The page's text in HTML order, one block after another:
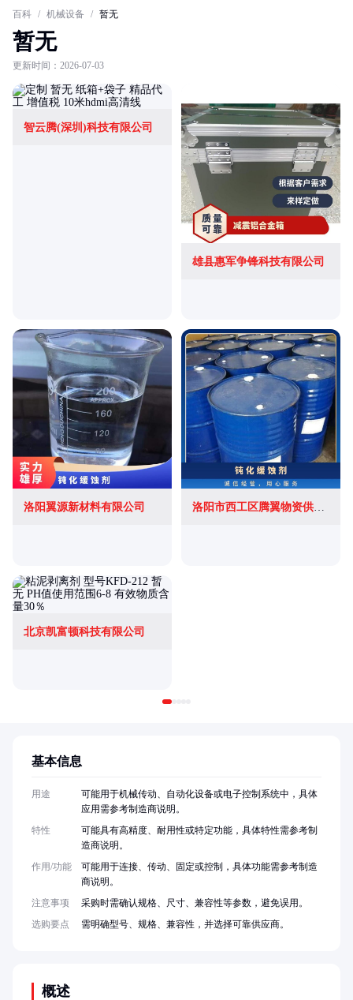
百科 / 机械设备 / 暂无
暂无
更新时间：2026-07-03
智云腾(深圳)科技有限公司
雄县惠军争锋科技有限公司
洛阳翼源新材料有限公司 洛阳市西工区腾翼物资供应站
北京凯富顿科技有限公司
概述
基本信息
用途
可能用于机械传动、自动化设备或电子控制系统中，具体
应用需参考制造商说明。
特性
可能具有高精度、耐用性或特定功能，具体特性需参考制
造商说明。
作用/功能
可能用于连接、传动、固定或控制，具体功能需参考制造
商说明。
注意事项
采购时需确认规格、尺寸、兼容性等参数，避免误用。
选购要点
需明确型号、规格、兼容性，并选择可靠供应商。